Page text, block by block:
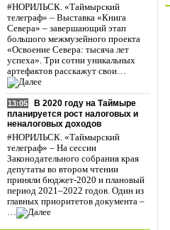
#НОРИЛЬСК. «Таймырский
телеграф» – Выставка «Книга
Севера» – завершающий этап
большого межмузейного проекта
«Освоение Севера: тысяча лет
успеха». Три сотни уникальных
артефактов расскажут свои…
13:05
В 2020 году на Таймыре
планируется рост налоговых и
неналоговых доходов
#НОРИЛЬСК. «Таймырский
телеграф» – На сессии
Законодательного собрания края
депутаты во втором чтении
приняли бюджет-2020 и плановый
период 2021–2022 годов. Один из
главных приоритетов документа –
…